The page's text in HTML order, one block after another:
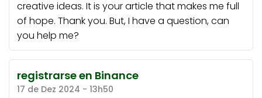
creative ideas. It is your article that makes me full
of hope. Thank you. But, I have a question, can
you help me?
registrarse en Binance
17 de Dez 2024 - 13h50